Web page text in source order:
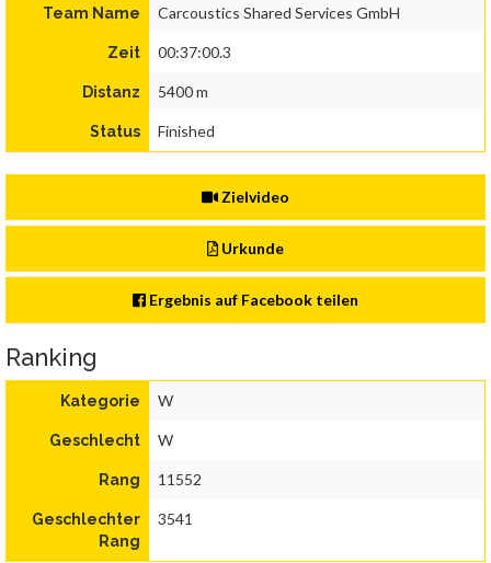
Team Name Carcoustics Shared Services GmbH
Zeit 00:37:00.3
Distanz 5400 m
Status Finished
Zielvideo
Urkunde
Ergebnis auf Facebook teilen
Ranking
Kategorie W
Geschlecht W
Rang 11552
Geschlechter
Rang
3541